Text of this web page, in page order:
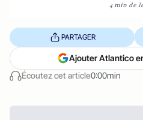
4 min de
Écoutez cet article0:00min
PARTAGER
Ajouter Atlantico